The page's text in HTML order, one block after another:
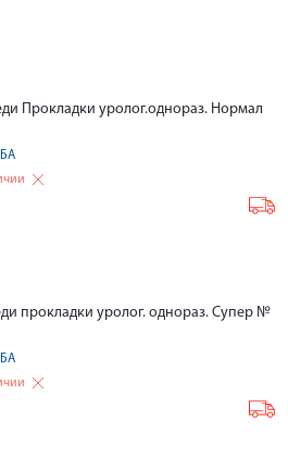
Прокладки уролог.однораз. Нормал
прокладки уролог. однораз. Супер №